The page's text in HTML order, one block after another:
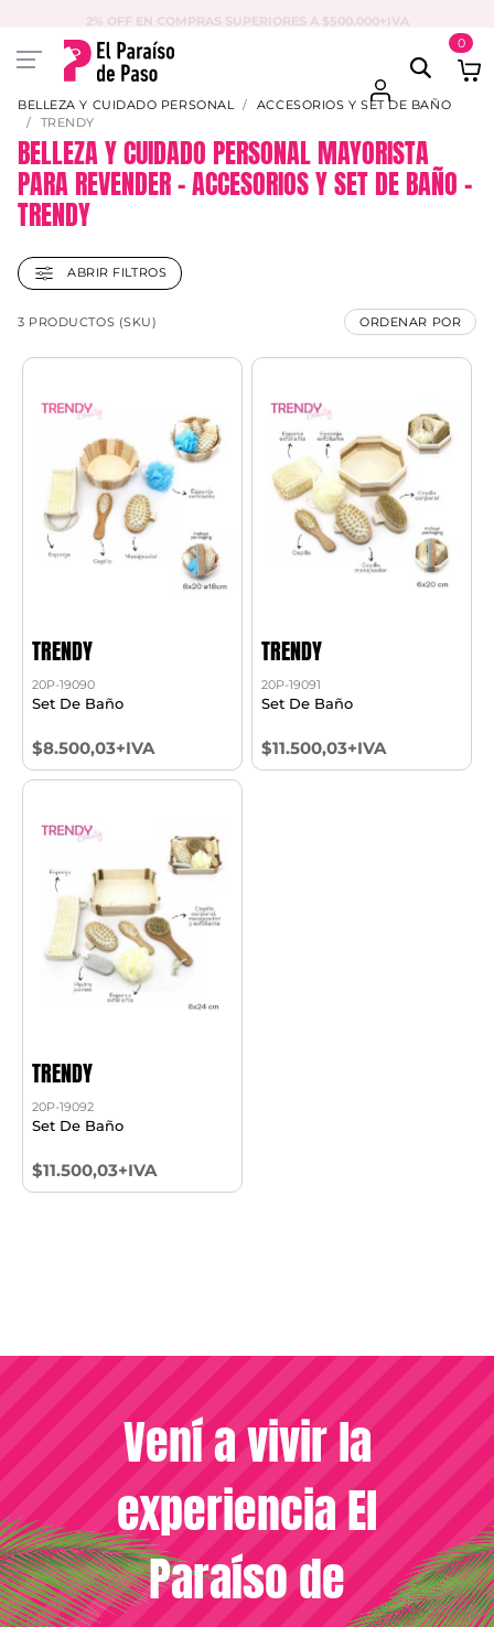
2% OFF EN COMPRAS SUPERIORES A $500.000+IVA
0
BELLEZA Y CUIDADO PERSONAL
ACCESORIOS Y SET DE BAÑO
TRENDY
BELLEZA Y CUIDADO PERSONAL MAYORISTA
PARA REVENDER – ACCESORIOS Y SET DE BAÑO –
TRENDY
ABRIR FILTROS
3 PRODUCTOS (SKU) ORDENAR POR
TRENDY
20P-19090
Set De Baño
$8.500,03+IVA
TRENDY
20P-19091
Set De Baño
$11.500,03+IVA
TRENDY
20P-19092
Set De Baño
$11.500,03+IVA
Vení a vivir la
experiencia El
Paraíso de